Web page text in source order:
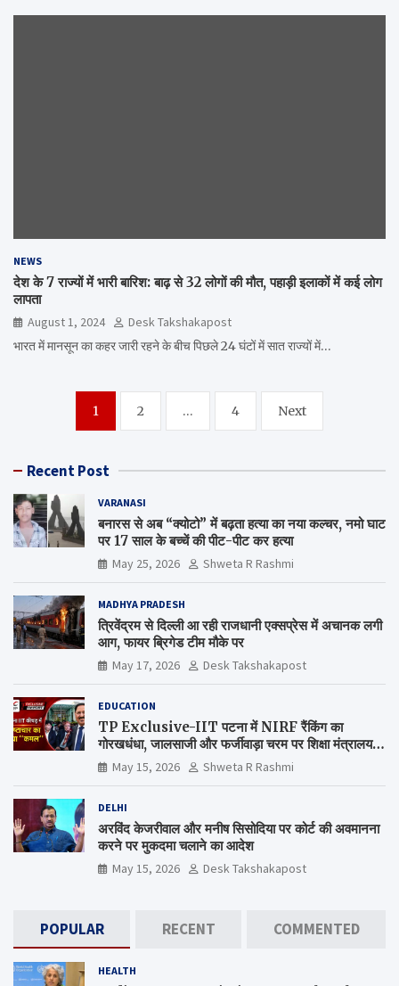
NEWS
देश के 7 राज्यों में भारी बारिश: बाढ़ से 32 लोगों की मौत, पहाड़ी इलाकों में कई लोग
लापता
August 1, 2024
Desk Takshakapost
भारत में मानसून का कहर जारी रहने के बीच पिछले 24 घंटों में सात राज्यों में…
navigation
1 2 … 4 Next
Recent Post
VARANASI
बनारस से अब “क्योटो” में बढ़ता हत्या का नया कल्चर, नमो घाट
पर 17 साल के बच्चें की पीट-पीट कर हत्या
May 25, 2026 Shweta R Rashmi
MADHYA PRADESH
त्रिवेंद्रम से दिल्ली आ रही राजधानी एक्सप्रेस में अचानक लगी
आग, फायर ब्रिगेड टीम मौके पर
May 17, 2026 Desk Takshakapost
EDUCATION
TP Exclusive-IIT पटना में NIRF रैंकिंग का
गोरखधंधा, जालसाजी और फर्जीवाड़ा चरम पर शिक्षा मंत्रालय
कब जागेगा ?
May 15, 2026 Shweta R Rashmi
DELHI
अरविंद केजरीवाल और मनीष सिसोदिया पर कोर्ट की अवमानना
करने पर मुकदमा चलाने का आदेश
May 15, 2026 Desk Takshakapost
POPULAR RECENT COMMENTED
HEALTH